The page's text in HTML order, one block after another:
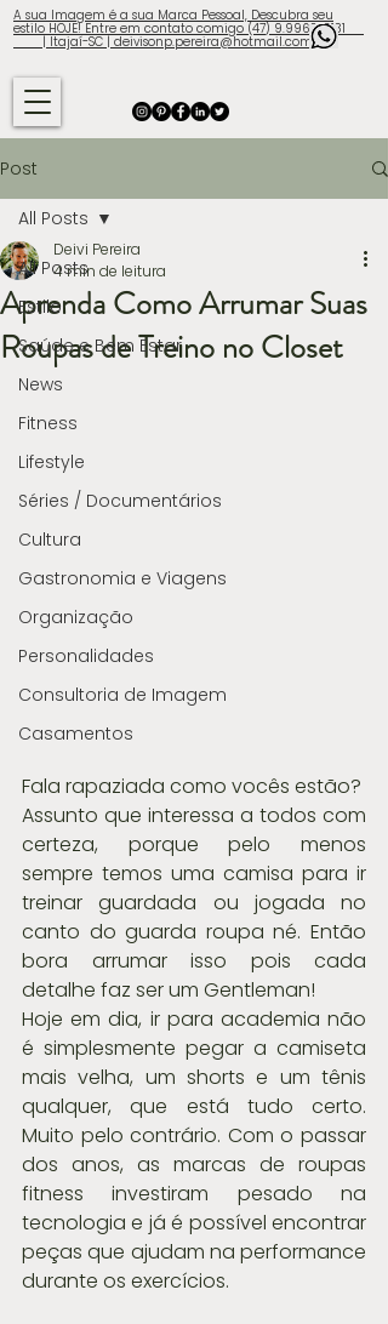
A sua Imagem é a sua Marca Pessoal, Descubra seu
estilo HOJE! Entre em contato comigo (47) 9.9960-3131
| Itajaí-SC | deivisonp.pereira@hotmail.com
Post
All Posts
Estilo
Saúde e Bem Estar
News
Fitness
Lifestyle
Séries / Documentários
Cultura
Gastronomia e Viagens
Organização
Personalidades
Consultoria de Imagem
Casamentos
All Posts
Aprenda Como Arrumar Suas
Roupas de Treino no Closet
Deivi Pereira
4 min de leitura
Fala rapaziada como vocês estão?
Assunto que interessa a todos com
certeza, porque pelo menos
sempre temos uma camisa para ir
treinar guardada ou jogada no
canto do guarda roupa né. Então
bora arrumar isso pois cada
detalhe faz ser um Gentleman!
Hoje em dia, ir para academia não
é simplesmente pegar a camiseta
mais velha, um shorts e um tênis
qualquer, que está tudo certo.
Muito pelo contrário. Com o passar
dos anos, as marcas de roupas
fitness investiram pesado na
tecnologia e já é possível encontrar
peças que ajudam na performance
durante os exercícios.